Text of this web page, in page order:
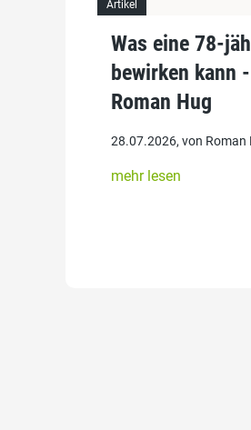
Artikel
Was eine 78-
bewirken kann
Roman Hug
28.07.2026, von Roman
mehr lesen